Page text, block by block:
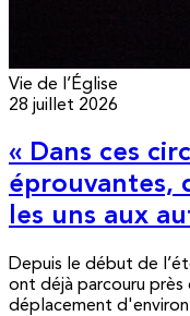
Vie de l’Église
28 juillet 2026
« Dans ces
éprouvantes,
les uns aux
Depuis le début de
ont déjà parcouru
déplacement